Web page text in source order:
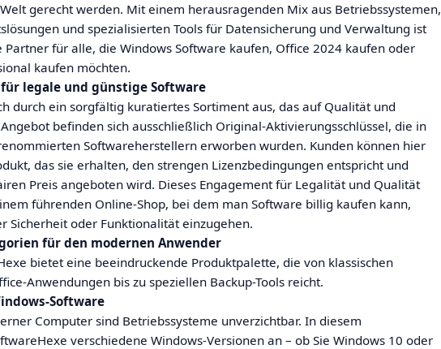
gerecht werden. Mit einem herausragenden Mix aus Betriebssystemen,
und spezialisierten Tools für Datensicherung und Verwaltung ist
für alle, die Windows Software kaufen, Office 2024 kaufen oder
kaufen möchten.
legale und günstige Software
durch ein sorgfältig kuratiertes Sortiment aus, das auf Qualität und
befinden sich ausschließlich Original-Aktivierungsschlüssel, die in
Softwareherstellern erworben wurden. Kunden können hier
das sie erhalten, den strengen Lizenzbedingungen entspricht und
Preis angeboten wird. Dieses Engagement für Legalität und Qualität
führenden Online-Shop, bei dem man Software billig kaufen kann,
Sicherheit oder Funktionalität einzugehen.
für den modernen Anwender
bietet eine beeindruckende Produktpalette, die von klassischen
Anwendungen bis zu speziellen Backup-Tools reicht.
Software
Computer sind Betriebssysteme unverzichtbar. In diesem
verschiedene Windows-Versionen an – ob Sie Windows 10 oder